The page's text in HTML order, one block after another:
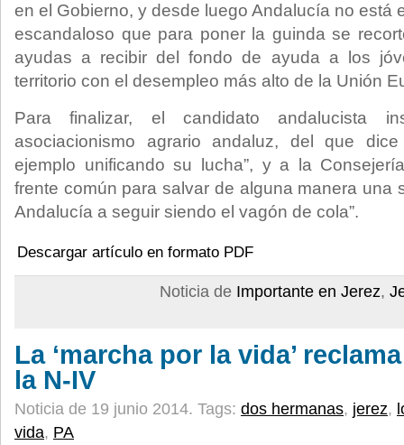
en el Gobierno, y desde luego Andalucía no está
escandaloso que para poner la guinda se
ayudas a recibir del fondo de ayuda a los
territorio con el desempleo más alto de la Unión
Para finalizar, el candidato andalucista
asociacionismo agrario andaluz, del que
ejemplo unificando su lucha”, y a la
frente común para salvar de alguna manera una
Andalucía a seguir siendo el vagón de cola”.
Descargar artículo en formato PDF
Noticia de Importante en Jerez,
La ‘marcha por la vida’
la N-IV
Noticia de 19 junio 2014. Tags: dos hermanas, jerez,
vida, PA